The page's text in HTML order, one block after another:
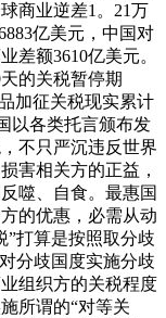
商业逆差1。21万
亿美元，中国对
差额3610亿美元。
的关税暂停期
加征关税现实累计
以各类托言颁布发
不只严沉违反世界
害相关方的正益，
噬、自食。最惠国
的优惠，必需从动
”打算是按照取分歧
分歧国度实施分歧
组织方的关税程度
所谓的“对等关